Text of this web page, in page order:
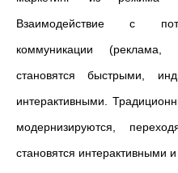
Взаимодействие с
коммуникации (реклама,
становятся быстрыми,
интерактивными.
модернизируются,
становятся интерактивными